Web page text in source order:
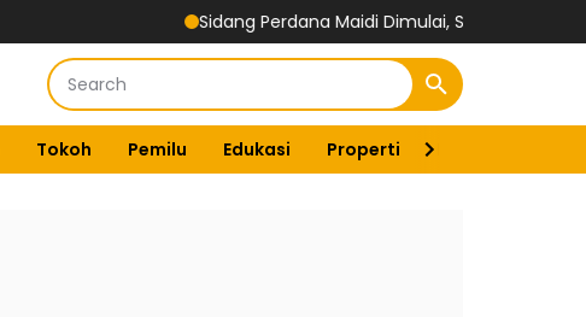
Sidang Perdana Maidi Dimulai, Suryajiyoso Ingatkan Publik
Tokoh Pemilu Edukasi Properti